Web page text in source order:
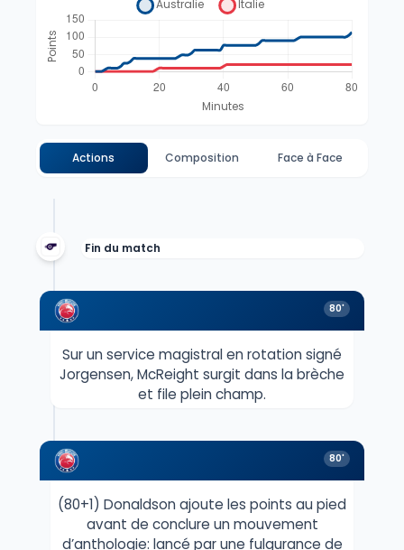
Actions Composition Face à Face
Fin du match
80'
Sur un service magistral en rotation signé
Jorgensen, McReight surgit dans la brèche
et file plein champ.
80'
(80+1) Donaldson ajoute les points au pied
avant de conclure un mouvement
d’anthologie: lancé par une fulgurance de